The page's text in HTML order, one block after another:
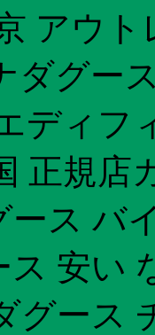
アウ
ダグー
ディフ
正規店
ース バ
ス 安い
グース